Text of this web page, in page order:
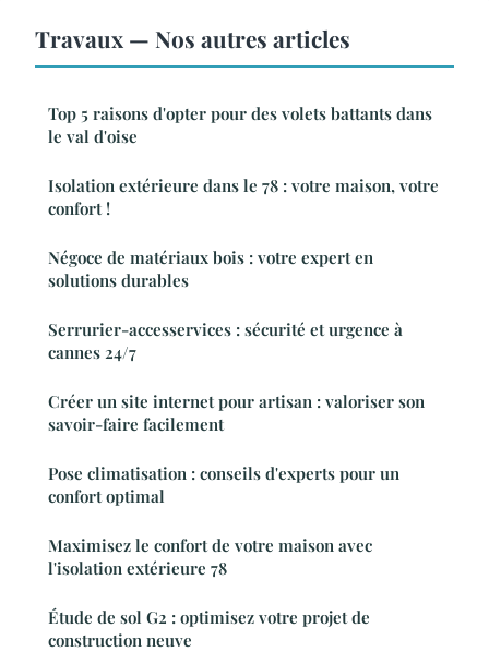
Travaux — Nos autres articles
Top 5 raisons d'opter pour des volets battants dans
le val d'oise
Isolation extérieure dans le 78 : votre maison, votre
confort !
Négoce de matériaux bois : votre expert en
solutions durables
Serrurier-accesservices : sécurité et urgence à
cannes 24/7
Créer un site internet pour artisan : valoriser son
savoir-faire facilement
Pose climatisation : conseils d'experts pour un
confort optimal
Maximisez le confort de votre maison avec
l'isolation extérieure 78
Étude de sol G2 : optimisez votre projet de
construction neuve